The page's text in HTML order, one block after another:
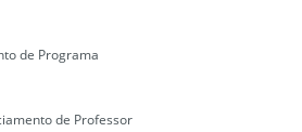
de Programa
de Professor